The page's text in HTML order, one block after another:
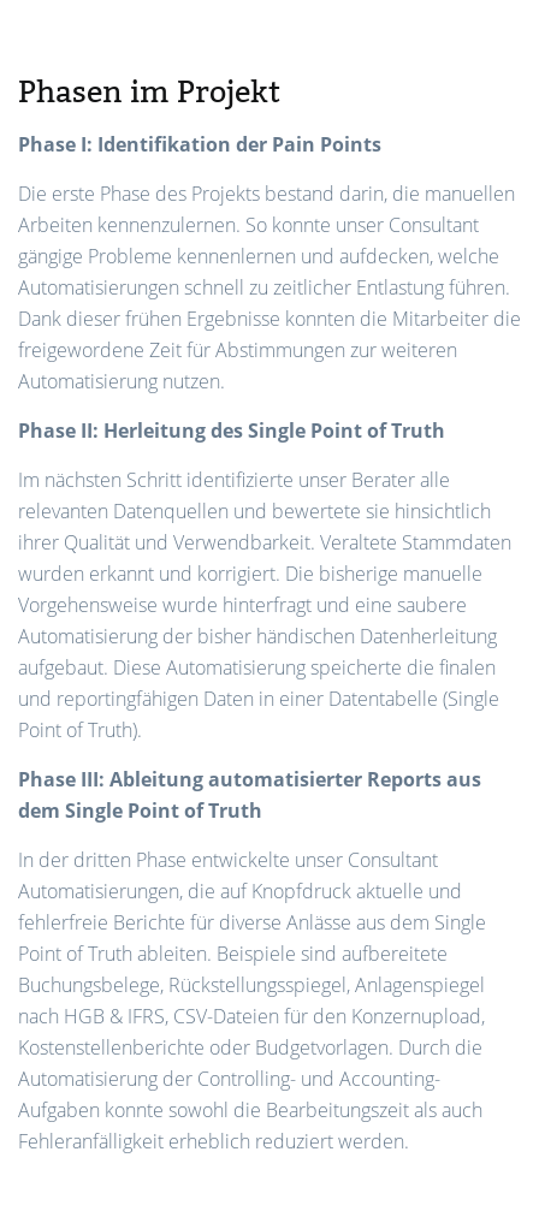
Phasen im Projekt
Phase I: Identifikation der Pain Points
Die erste Phase des Projekts bestand darin, die manuellen
Arbeiten kennenzulernen. So konnte unser Consultant
gängige Probleme kennenlernen und aufdecken, welche
Automatisierungen schnell zu zeitlicher Entlastung führen.
Dank dieser frühen Ergebnisse konnten die Mitarbeiter die
freigewordene Zeit für Abstimmungen zur weiteren
Automatisierung nutzen.
Phase II: Herleitung des Single Point of Truth
Im nächsten Schritt identifizierte unser Berater alle
relevanten Datenquellen und bewertete sie hinsichtlich
ihrer Qualität und Verwendbarkeit. Veraltete Stammdaten
wurden erkannt und korrigiert. Die bisherige manuelle
Vorgehensweise wurde hinterfragt und eine saubere
Automatisierung der bisher händischen Datenherleitung
aufgebaut. Diese Automatisierung speicherte die finalen
und reportingfähigen Daten in einer Datentabelle (Single
Point of Truth).
Phase III: Ableitung automatisierter Reports aus
dem Single Point of Truth
In der dritten Phase entwickelte unser Consultant
Automatisierungen, die auf Knopfdruck aktuelle und
fehlerfreie Berichte für diverse Anlässe aus dem Single
Point of Truth ableiten. Beispiele sind aufbereitete
Buchungsbelege, Rückstellungsspiegel, Anlagenspiegel
nach HGB & IFRS, CSV-Dateien für den Konzernupload,
Kostenstellenberichte oder Budgetvorlagen. Durch die
Automatisierung der Controlling- und Accounting-
Aufgaben konnte sowohl die Bearbeitungszeit als auch
Fehleranfälligkeit erheblich reduziert werden.